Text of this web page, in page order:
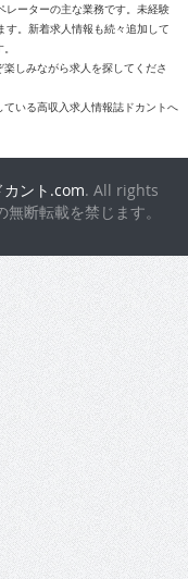
レーターの主な業務です。未経験
す。新着求人情報も続々追加して
しみながら求人を探してくださ
いる高収入求人情報誌ドカントへ
カント.com. All rights
断転載を禁じます。